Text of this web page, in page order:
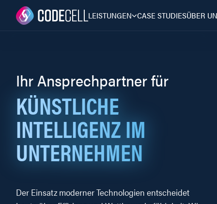
LEISTUNGEN CASE STUDIESÜBER
Ihr Ansprechpartner für
KÜNSTLICHE
INTELLIGENZ IM
UNTERNEHMEN
Der Einsatz moderner Technologien entscheidet